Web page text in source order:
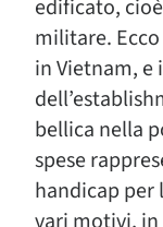
edificato,
militare.
in Vietnam, e
bellica nella
spese
handicap per